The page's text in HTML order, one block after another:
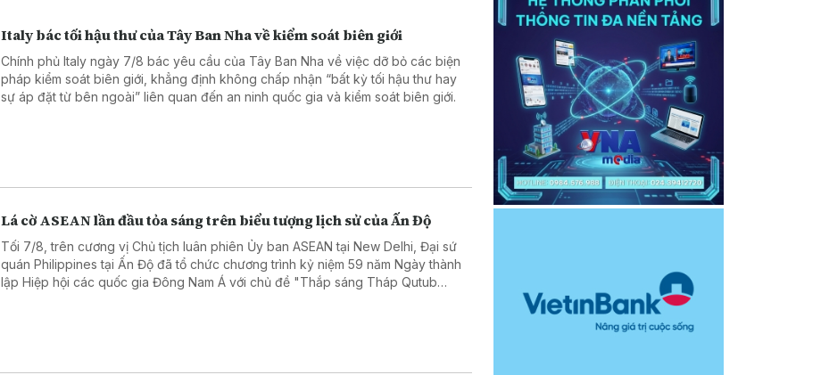
Italy bác tối hậu thư của Tây Ban Nha về kiểm soát biên giới
Chính phủ Italy ngày 7/8 bác yêu cầu của Tây Ban Nha về việc dỡ bỏ các biện
pháp kiểm soát biên giới, khẳng định không chấp nhận “bất kỳ tối hậu thư hay
sự áp đặt từ bên ngoài” liên quan đến an ninh quốc gia và kiểm soát biên giới.
Lá cờ ASEAN lần đầu tỏa sáng trên biểu tượng lịch sử của Ấn Độ
Tối 7/8, trên cương vị Chủ tịch luân phiên Ủy ban ASEAN tại New Delhi, Đại sứ
quán Philippines tại Ấn Độ đã tổ chức chương trình kỷ niệm 59 năm Ngày thành
lập Hiệp hội các quốc gia Đông Nam Á với chủ đề "Thắp sáng Tháp Qutub